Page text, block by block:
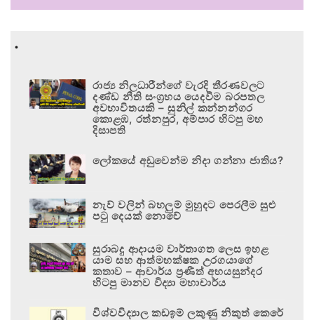
.
රාජ්‍ය නිලධාරීන්ගේ වැරදි තීරණවලට
දණ්ඩ නීති සංග්‍රහය යෙදවීම බරපතල
අවභාවිතයකි – සුනිල් කන්නන්ගර
කොළඹ, රත්නපුර, අම්පාර හිටපු මහ
දිසාපති
ලෝකයේ අඩුවෙන්ම නිදා ගන්නා ජාතිය?
නැව් වලින් බහලුම් මුහුදට පෙරලීම සුළු
පටු දෙයක් නොවේ
සුරාබදු ආදායම වාර්තාගත ලෙස ඉහළ
යාම සහ ආත්මභක්ෂක උරගයාගේ
කතාව – ආචාර්ය ප්‍රණීත් අභයසුන්දර
හිටපු මානව විද්‍යා මහාචාර්ය
විශ්වවිද්‍යාල කඩඉම් ලකුණු නිකුත් කෙරේ